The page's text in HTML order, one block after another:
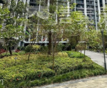
品質獎 2025年11月區成件TOP1